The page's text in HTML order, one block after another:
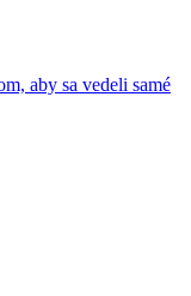
aby sa vedeli samé